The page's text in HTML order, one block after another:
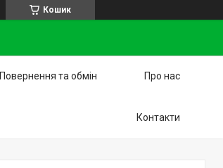
Кошик
Повернення та обмін Про нас
Контакти